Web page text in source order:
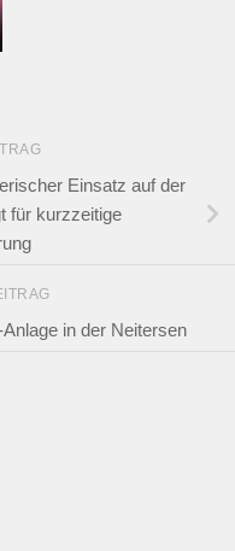
Einsatz auf der
für kurzzeitige
in der Neitersen